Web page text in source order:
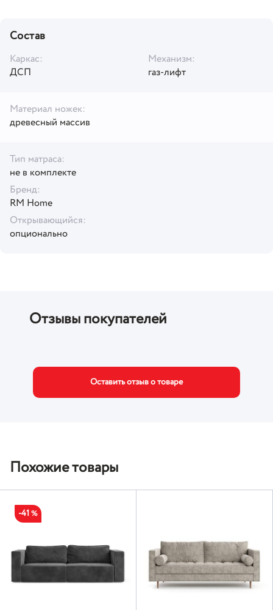
Состав
Каркас:
ДСП
Механизм:
газ-лифт
Материал ножек:
древесный массив
Тип матраса:
не в комплекте
Бренд:
RM Home
Открывающийся:
опционально
Отзывы покупателей
Оставить отзыв о товаре
Похожие товары
-41%